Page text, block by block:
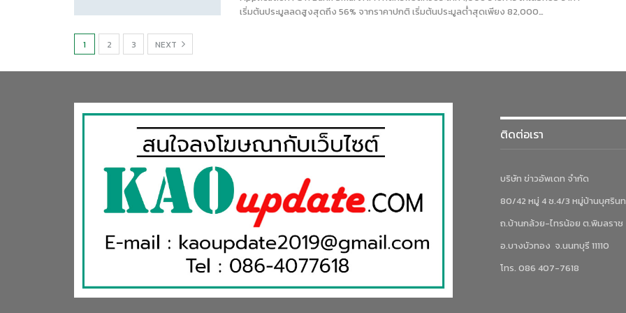
เริ่มต้นประมูลลดสูงสุดถึง 56% จากราคาปกติ เริ่มต้นประมูลต่ำสุดเพียง 82,000…
1 2 3 NEXT
ติดต่อเรา
บริษัท ข่าวอัพเดท จำกัด
80/42 หมู่ 4 ซ.4/3 หมู่บ้านบุศริน
ถ.บ้านกล้วย-ไทรน้อย ต.พิมลราช
อ.บางบัวทอง จ.นนทบุรี 11110
โทร. 086 407-7618